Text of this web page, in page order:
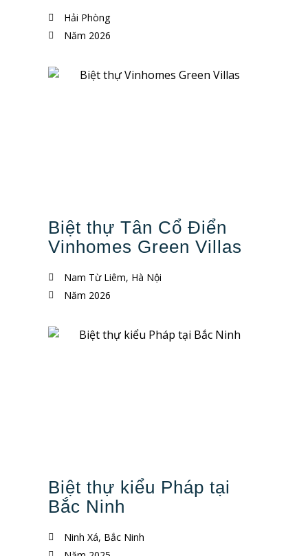
Hải Phòng
Năm 2026
Biệt thự Tân Cổ Điển
Vinhomes Green Villas
Nam Từ Liêm, Hà Nội
Năm 2026
Biệt thự kiểu Pháp tại
Bắc Ninh
Ninh Xá, Bắc Ninh